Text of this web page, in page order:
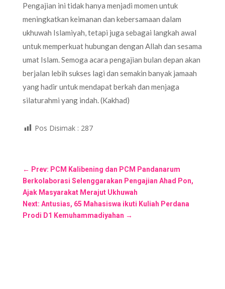
Pengajian ini tidak hanya menjadi momen untuk
meningkatkan keimanan dan kebersamaan dalam
ukhuwah Islamiyah, tetapi juga sebagai langkah awal
untuk memperkuat hubungan dengan Allah dan sesama
umat Islam. Semoga acara pengajian bulan depan akan
berjalan lebih sukses lagi dan semakin banyak jamaah
yang hadir untuk mendapat berkah dan menjaga
silaturahmi yang indah. (Kakhad)
Pos Disimak : 287
← Prev: PCM Kalibening dan PCM Pandanarum
Berkolaborasi Selenggarakan Pengajian Ahad Pon,
Ajak Masyarakat Merajut Ukhuwah
Next: Antusias, 65 Mahasiswa ikuti Kuliah Perdana
Prodi D1 Kemuhammadiyahan →